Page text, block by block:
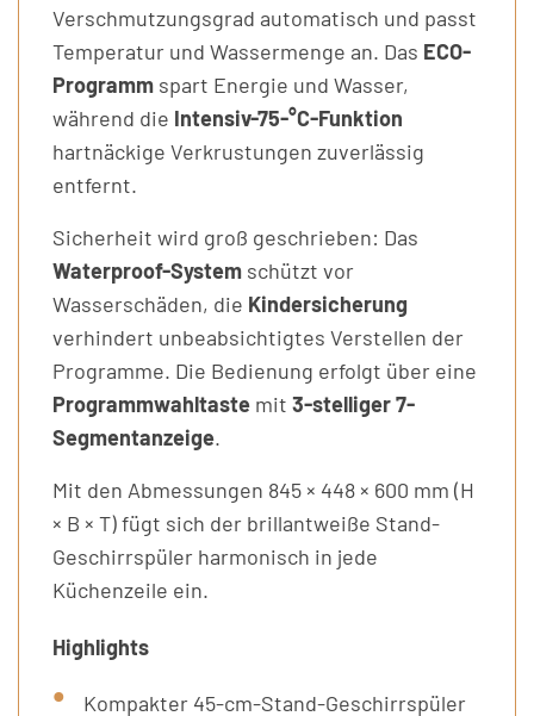
Verschmutzungsgrad automatisch und passt
Temperatur und Wassermenge an. Das ECO-
Programm spart Energie und Wasser,
während die Intensiv-75-°C-Funktion
hartnäckige Verkrustungen zuverlässig
entfernt.
Sicherheit wird groß geschrieben: Das
Waterproof-System schützt vor
Wasserschäden, die Kindersicherung
verhindert unbeabsichtigtes Verstellen der
Programme. Die Bedienung erfolgt über eine
Programmwahltaste mit 3-stelliger 7-
Segmentanzeige.
Mit den Abmessungen 845 × 448 × 600 mm (H
× B × T) fügt sich der brillantweiße Stand-
Geschirrspüler harmonisch in jede
Küchenzeile ein.
Highlights
Kompakter 45-cm-Stand-Geschirrspüler